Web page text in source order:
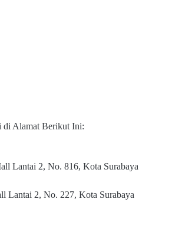
Alamat Berikut Ini:
Lantai 2, No. 816, Kota Surabaya
Lantai 2, No. 227, Kota Surabaya